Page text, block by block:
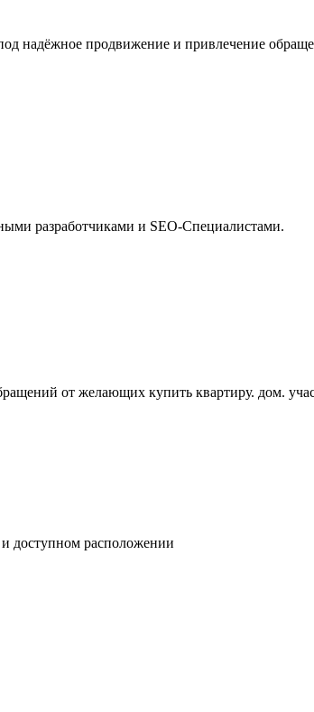
надёжное продвижение и привлечение
разработчиками и SEO-Специалистами.
от желающих купить квартиру. дом.
и доступном расположении